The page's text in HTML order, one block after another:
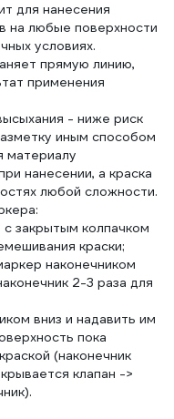
для нанесения
на любые поверхности
условиях.
прямую линию,
применения
- ниже риск
иным способом
материалу
нанесении, а краска
любой сложности.
закрытым колпачком
краски;
наконечником
2-3 раза для
вниз и надавить им
пока
(наконечник
клапан ->